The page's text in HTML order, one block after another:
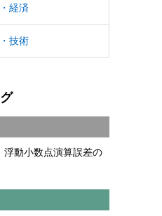
経済
技術
浮動小数点演算誤差の